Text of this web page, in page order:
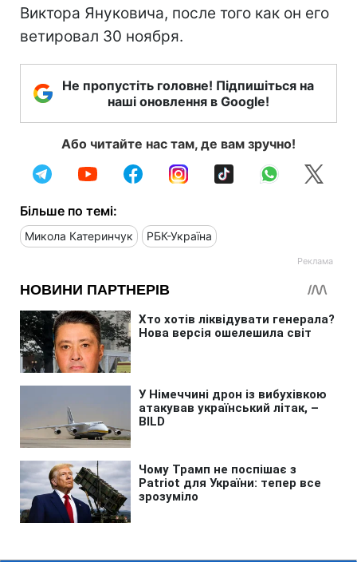
Виктора Януковича, после того как он его
ветировал 30 ноября.
Не пропустіть головне! Підпишіться на
наші оновлення в Google!
Або читайте нас там, де вам зручно!
Більше по темі:
Микола Катеринчук РБК-Україна